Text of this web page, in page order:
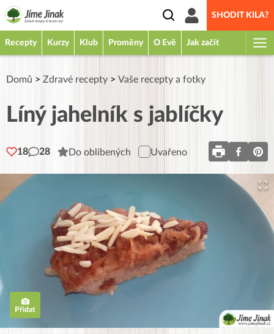
SHODIT KILA?
Recepty Kurzy Klub Proměny O Evě Jak začít
Domů > Zdravé recepty > Vaše recepty a fotky
Líný jahelník s jablíčky
18 28 Do oblíbených Uvařeno
Přidat